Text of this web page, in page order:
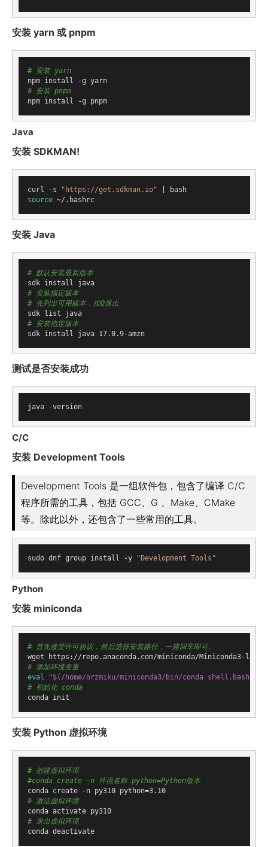
安装 yarn 或 pnpm
# 安装 yarn
npm install -g yarn
# 安装 pnpm
npm install -g pnpm
Java
安装 SDKMAN!
curl -s "https://get.sdkman.io"
| bash
source
~/.bashrc
安装 Java
# 默认安装最新版本
sdk install java
# 安装指定版本
# 先列出可用版本，按Q退出
sdk list java
# 安装指定版本
sdk install java 17.0.9-amzn
测试是否安装成功
java -version
C/C
安装 Development Tools
Development Tools 是一组软件包，包含了编译 C/C
程序所需的工具，包括 GCC、G 、Make、CMake
等。除此以外，还包含了一些常用的工具。
sudo dnf group install -y "Development Tools"
Python
安装 miniconda
# 首先接受许可协议，然后选择安装路径，一路回车即可。
# 添加环境变量
eval
"$(/home/orzmiku/miniconda3/bin/conda shell.bash
# 初始化 conda
安装 Python 虚拟环境
# 创建虚拟环境
#conda create -n 环境名称 python=Python版本
conda create -n py310 python=3.10
# 激活虚拟环境
conda activate py310
# 退出虚拟环境
conda deactivate